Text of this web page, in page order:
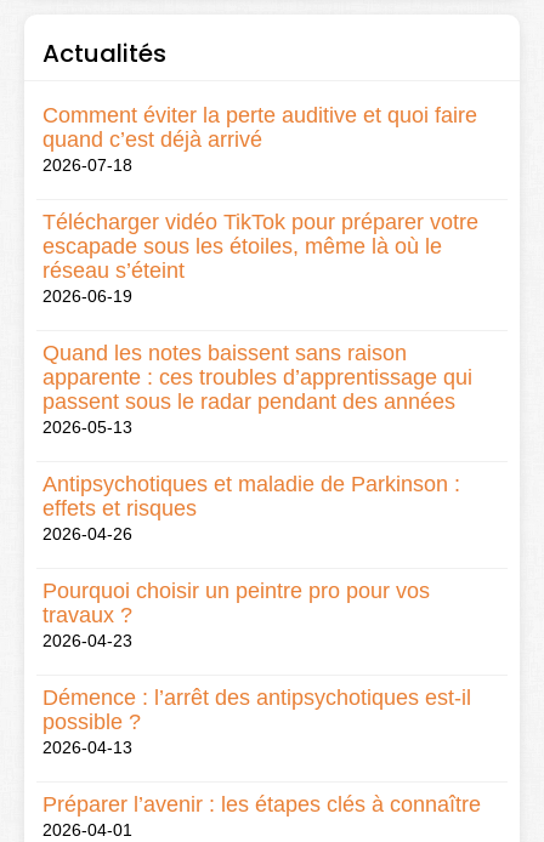
Actualités
Comment éviter la perte auditive et quoi faire
quand c’est déjà arrivé
2026-07-18
Télécharger vidéo TikTok pour préparer votre
escapade sous les étoiles, même là où le
réseau s’éteint
2026-06-19
Quand les notes baissent sans raison
apparente : ces troubles d’apprentissage qui
passent sous le radar pendant des années
2026-05-13
Antipsychotiques et maladie de Parkinson :
effets et risques
2026-04-26
Pourquoi choisir un peintre pro pour vos
travaux ?
2026-04-23
Démence : l’arrêt des antipsychotiques est-il
possible ?
2026-04-13
Préparer l’avenir : les étapes clés à connaître
2026-04-01